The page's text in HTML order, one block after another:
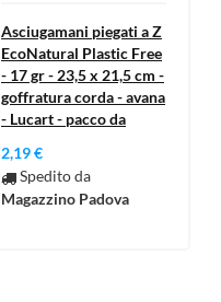
Asciugamani piegati a Z
EcoNatural Plastic Free
- 17 gr - 23,5 x 21,5 cm -
goffratura corda - avana
- Lucart - pacco da
2,19 €
Spedito da
Magazzino Padova